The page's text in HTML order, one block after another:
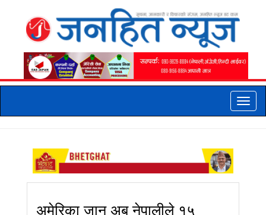
Toggle
अमेरिका जान अब नेपालीले १५